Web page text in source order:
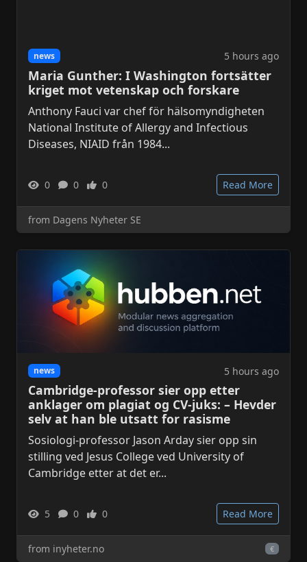
news 5 hours ago
Maria Gunther: I Washington fortsätter
kriget mot vetenskap och forskare
Anthony Fauci var chef för hälsomyndigheten
National Institute of Allergy and Infectious
Diseases, NIAID från 1984...
0 0 0 Read More
from Dagens Nyheter SE
news 5 hours ago
Cambridge-professor sier opp etter
anklager om plagiat og CV-juks: – Hevder
selv at han ble utsatt for rasisme
Sosiologi-professor Jason Arday sier opp sin
stilling ved Jesus College ved University of
Cambridge etter at det er...
5 0 0 Read More
from inyheter.no €